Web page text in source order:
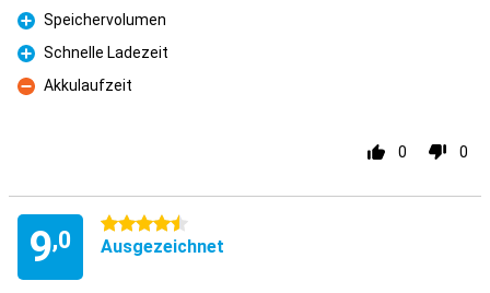
Pro
Speichervolumen
Pro
Schnelle Ladezeit
Kontra
Akkulaufzeit
0 0
9,0
4.5 Sterne
Ausgezeichnet